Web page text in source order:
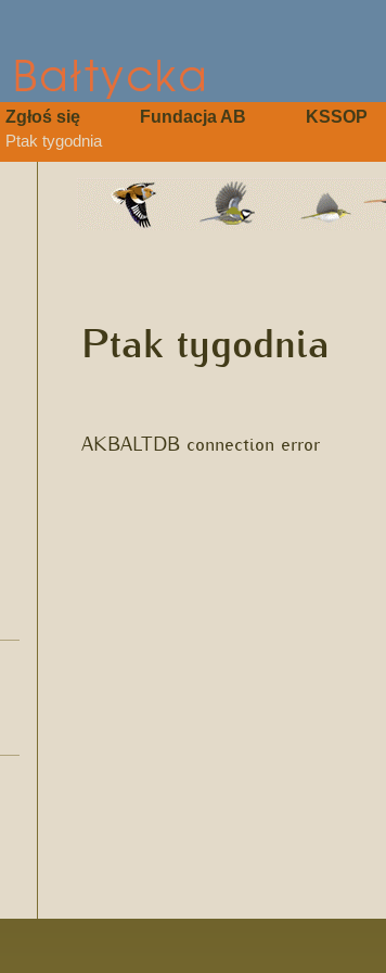
Zgłoś się Fundacja AB KSSOP
Ptak tygodnia
Ptak tygodnia
AKBALTDB connection error